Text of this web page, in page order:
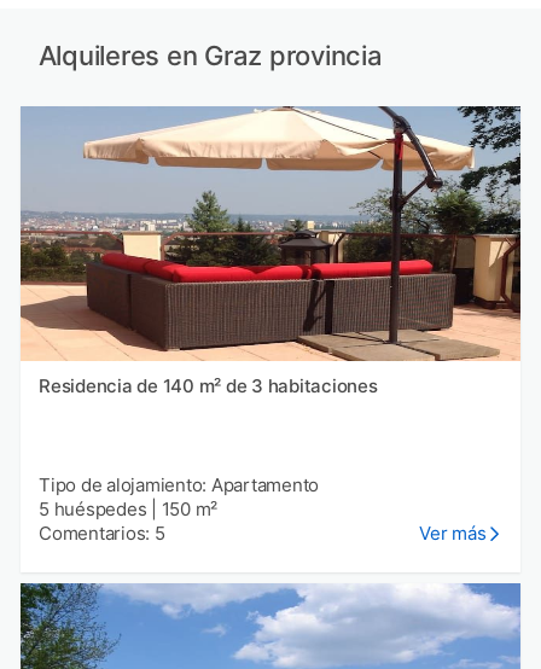
Alquileres en Graz provincia
Residencia de 140 m² de 3 habitaciones
Tipo de alojamiento: Apartamento
5 huéspedes
150 m²
Comentarios: 5
Ver más